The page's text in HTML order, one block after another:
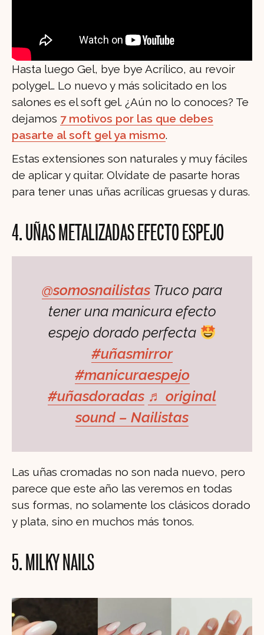
Hasta luego Gel, bye bye Acrílico, au revoir
polygel… Lo nuevo y más solicitado en los
salones es el soft gel. ¿Aún no lo conoces? Te
dejamos 7 motivos por las que debes
pasarte al soft gel ya mismo.
Estas extensiones son naturales y muy fáciles
de aplicar y quitar. Olvídate de pasarte horas
para tener unas uñas acrílicas gruesas y duras.
4. UÑAS METALIZADAS EFECTO ESPEJO
@somosnailistas Truco para
tener una manicura efecto
espejo dorado perfecta
#uñasmirror
#manicuraespejo
#uñasdoradas ♬ original
sound – Nailistas
Las uñas cromadas no son nada nuevo, pero
parece que este año las veremos en todas
sus formas, no solamente los clásicos dorado
y plata, sino en muchos más tonos.
5. MILKY NAILS